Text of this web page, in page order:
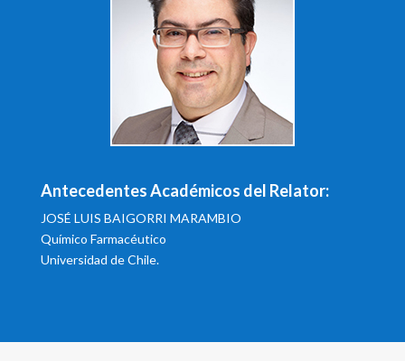
Antecedentes Académicos del Relator:
JOSÉ LUIS BAIGORRI MARAMBIO
Químico Farmacéutico
Universidad de Chile.